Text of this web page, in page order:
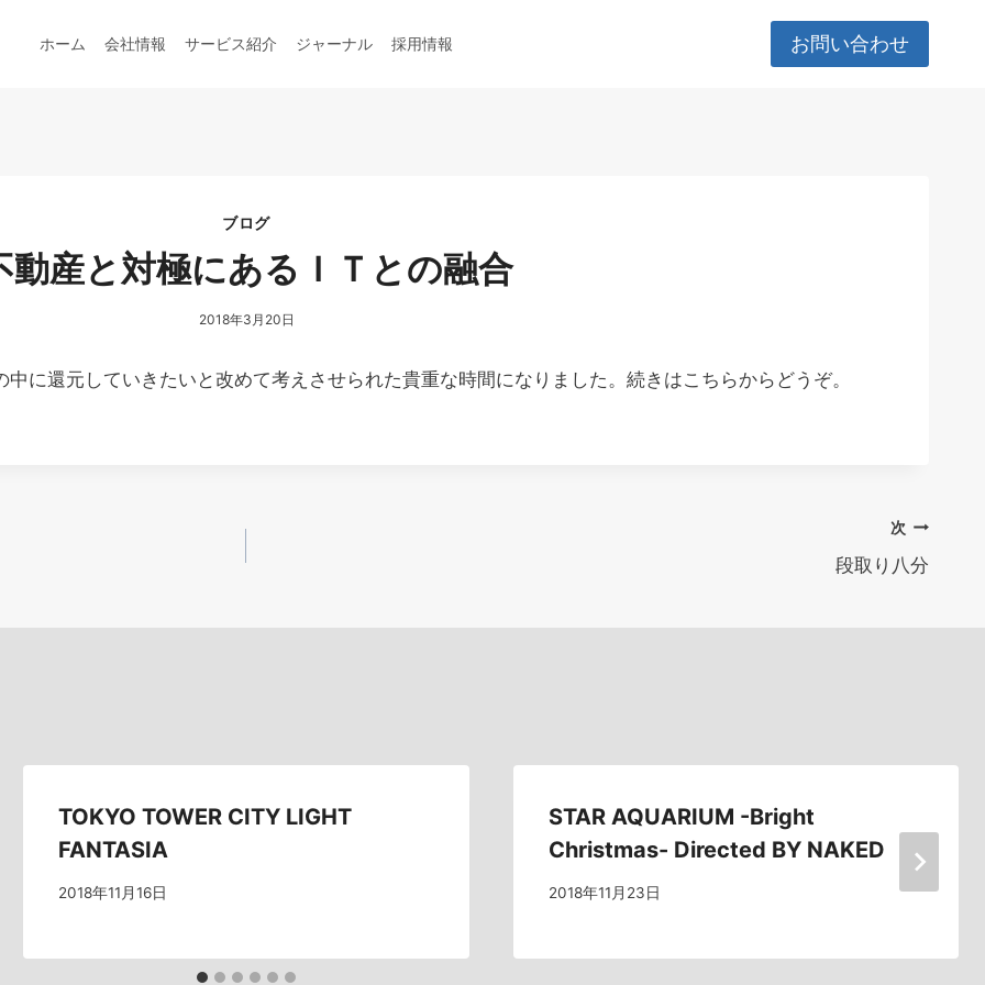
ホーム 会社情報 サービス紹介 ジャーナル 採用情報 お問い合わせ
ブログ
動産と対極にあるＩＴとの融合
2018年3月20日
に還元していきたいと改めて考えさせられた貴重な時間になりました。続きはこちらからどうぞ。
次
段取り八分
TOKYO TOWER CITY LIGHT
FANTASIA
2018年11月16日
STAR AQUARIUM -Bright
Christmas- Directed BY NAKED
2018年11月23日